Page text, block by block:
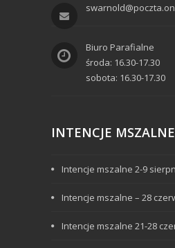
Biuro Parafialne
środa: 16.30-17.30
sobota: 16.30-17.30
INTENCJE MSZALNE
Intencje mszalne 2-9
Intencje mszalne – 28
Intencje mszalne 21-28